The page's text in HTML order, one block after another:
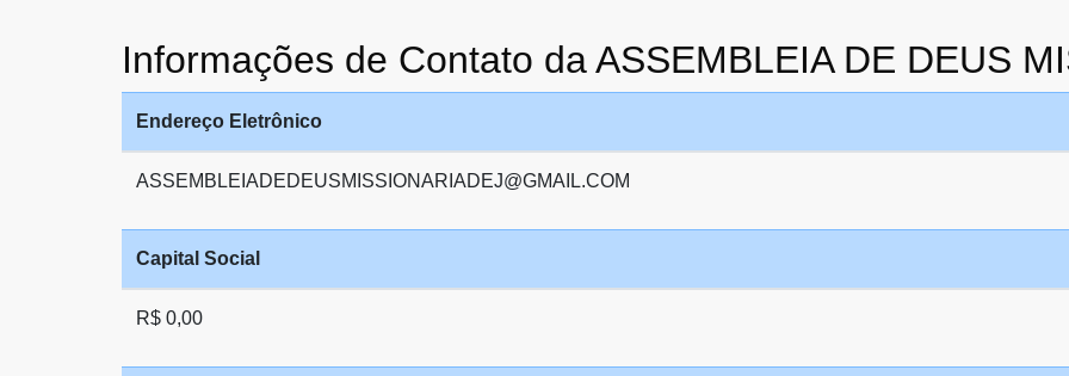
Informações de Contato da ASSEMBLEIA DE DEUS
Endereço Eletrônico
ASSEMBLEIADEDEUSMISSIONARIADEJ@GMAIL.COM
Capital Social
R$ 0,00